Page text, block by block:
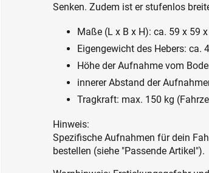
Senken. Zudem ist er stufenlos
Maße (L x B x H): ca. 59 x 59
Eigengewicht des Hebers: ca.
Höhe der Aufnahme vom
innerer Abstand der
Tragkraft: max. 150 kg
Hinweis:
Spezifische Aufnahmen für dein
bestellen (siehe "Passende Artikel").